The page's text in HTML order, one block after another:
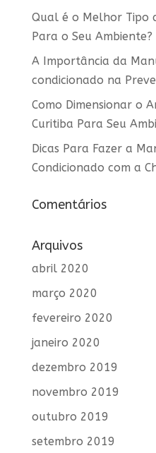
Qual é o Melhor Tipo
Para o Seu Ambiente?
A Importância da
condicionado na
Como Dimensionar o
Curitiba Para Seu
Dicas Para Fazer a
Condicionado com a
Comentários
Arquivos
abril 2020
março 2020
fevereiro 2020
janeiro 2020
dezembro 2019
novembro 2019
outubro 2019
setembro 2019